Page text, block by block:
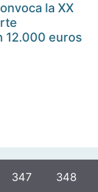
la XX
12.000 euros
347 348